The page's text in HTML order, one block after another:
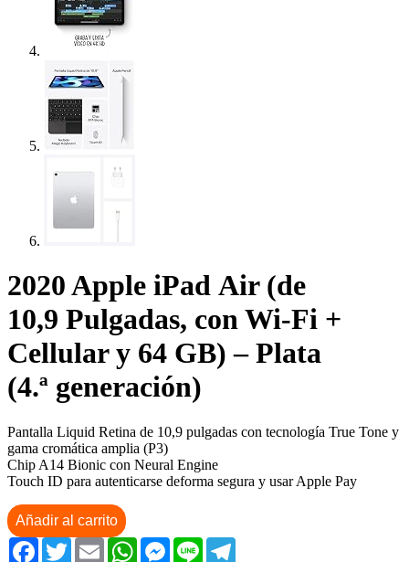
2020 Apple iPad Air (de
10,9 Pulgadas, con Wi-Fi +
Cellular y 64 GB) – Plata
(4.ª generación)
Pantalla Liquid Retina de 10,9 pulgadas con tecnología True Tone y
gama cromática amplia (P3)
Chip A14 Bionic con Neural Engine
Touch ID para autenticarse deforma segura y usar Apple Pay
Añadir al carrito
Facebook
TwitterEmail WhatsAppMessenger
Line